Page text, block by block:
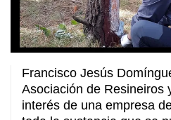
Francisco Jesús
Asociación de Resineiros
interés de una empresa